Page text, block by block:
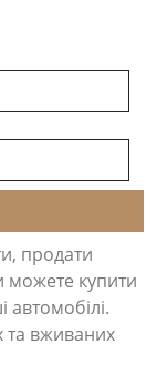
продати
можете купити
автомобілі.
вживаних